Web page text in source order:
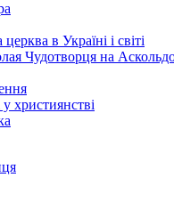
в Україні і світі
Чудотворця на
у християнстві